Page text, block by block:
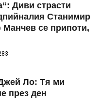
Диви страсти
Станимир
се припоти,
Ло: Тя ми
през ден